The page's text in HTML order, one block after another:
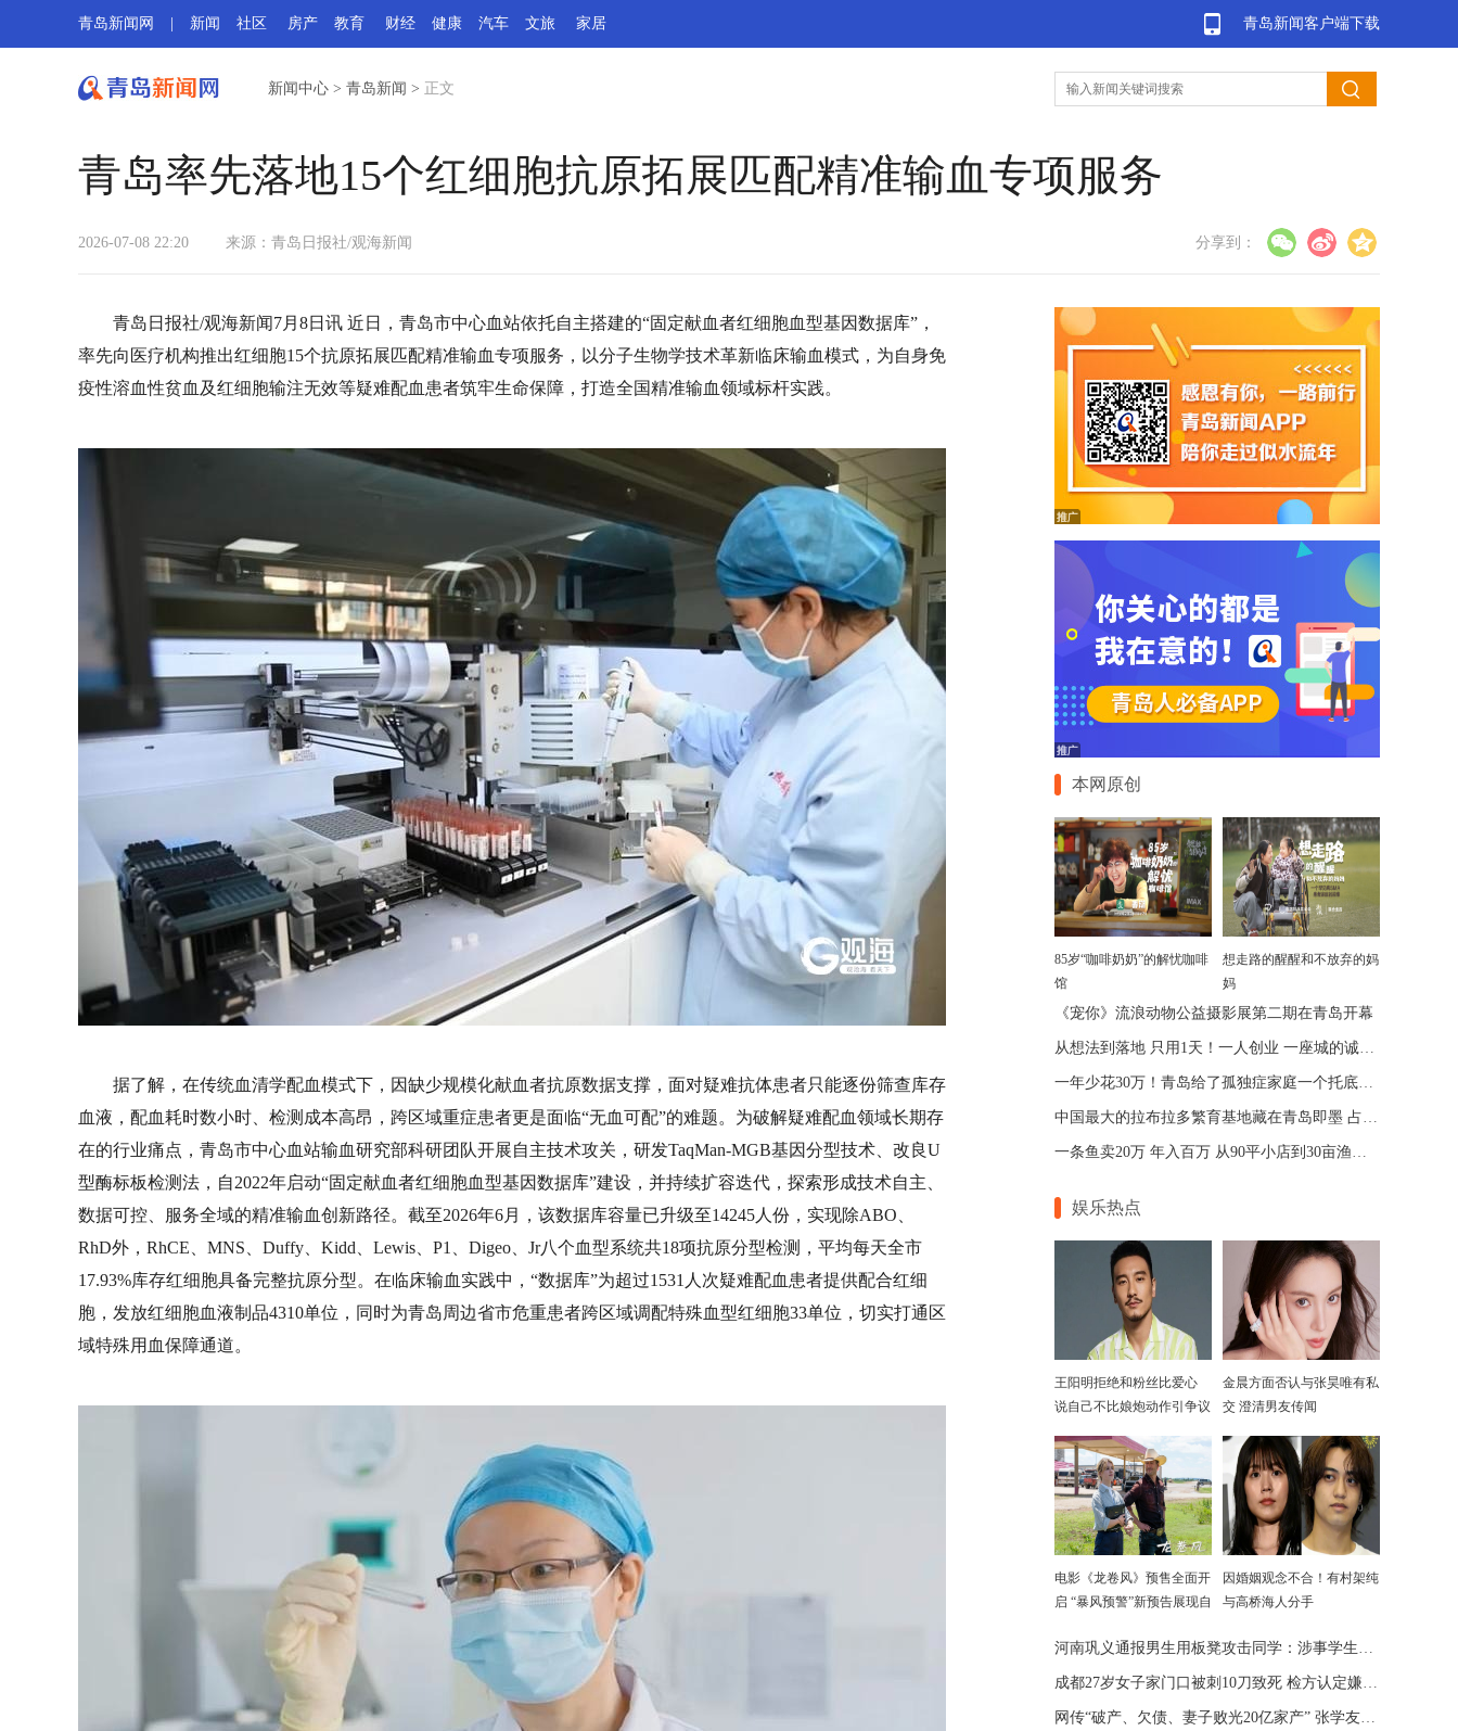
青岛新闻客户端下载
青岛新闻网 新闻 社区 房产 教育 财经 健康 汽车 文旅 家居
新闻中心 > 青岛新闻 > 正文
青岛率先落地15个红细胞抗原拓展匹配精准输血专项服务
2026-07-08 22:20 来源：青岛日报社/观海新闻 分享到：
青岛日报社/观海新闻7月8日讯 近日，青岛市中心血站依托自主搭建的“固定献血者红细胞血型基因数据库”，
率先向医疗机构推出红细胞15个抗原拓展匹配精准输血专项服务，以分子生物学技术革新临床输血模式，为自身免
疫性溶血性贫血及红细胞输注无效等疑难配血患者筑牢生命保障，打造全国精准输血领域标杆实践。
据了解，在传统血清学配血模式下，因缺少规模化献血者抗原数据支撑，面对疑难抗体患者只能逐份筛查库存
血液，配血耗时数小时、检测成本高昂，跨区域重症患者更是面临“无血可配”的难题。为破解疑难配血领域长期存
在的行业痛点，青岛市中心血站输血研究部科研团队开展自主技术攻关，研发TaqMan-MGB基因分型技术、改良U
型酶标板检测法，自2022年启动“固定献血者红细胞血型基因数据库”建设，并持续扩容迭代，探索形成技术自主、
数据可控、服务全域的精准输血创新路径。截至2026年6月，该数据库容量已升级至14245人份，实现除ABO、
RhD外，RhCE、MNS、Duffy、Kidd、Lewis、P1、Digeo、Jr八个血型系统共18项抗原分型检测，平均每天全市
17.93%库存红细胞具备完整抗原分型。在临床输血实践中，“数据库”为超过1531人次疑难配血患者提供配合红细
胞，发放红细胞血液制品4310单位，同时为青岛周边省市危重患者跨区域调配特殊血型红细胞33单位，切实打通区
域特殊用血保障通道。
本网原创
85岁“咖啡奶奶”的解忧咖啡
馆
想走路的醒醒和不放弃的妈
妈
《宠你》流浪动物公益摄影展第二期在青岛开幕
从想法到落地 只用1天！一人创业 一座城的诚意 青岛让“一人公司”跑出加速度
一年少花30万！青岛给了孤独症家庭一个托底的答案
中国最大的拉布拉多繁育基地藏在青岛即墨 占地75亩年入七位数
一条鱼卖20万 年入百万 从90平小店到30亩渔场 青岛“锦鲤大王”带动乡邻增收
娱乐热点
王阳明拒绝和粉丝比爱心
说自己不比娘炮动作引争议
金晨方面否认与张昊唯有私
交 澄清男友传闻
电影《龙卷风》预售全面开
启 “暴风预警”新预告展现自
因婚姻观念不合！有村架纯
与高桥海人分手
河南巩义通报男生用板凳攻击同学：涉事学生已被劝退
成都27岁女子家门口被刺10刀致死 检方认定嫌犯患精神分裂
网传“破产、欠债、妻子败光20亿家产” 张学友回应了